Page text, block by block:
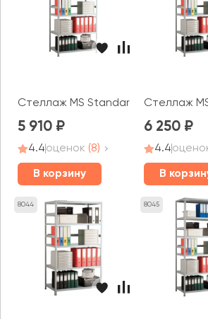
Стеллаж MS Standart 200x100x30
5 910
4.4оценок (8)
В корзину
Стеллаж
6 250
4.4
В
8044 8045